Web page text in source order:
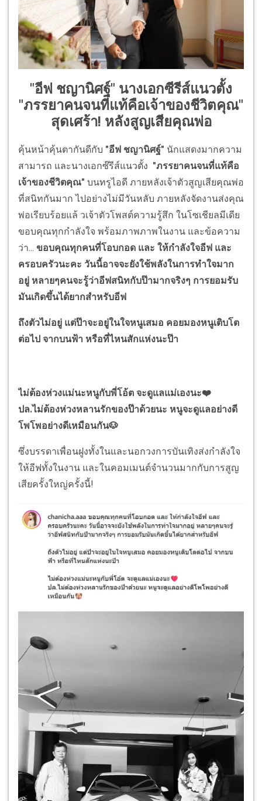
"อีฟ ชญานิศฐ์" นางเอกซีรีส์แนวตั้ง
"ภรรยาคนจนที่แท้คือเจ้าของชีวิตคุณ"
สุดเศร้า! หลังสูญเสียคุณพ่อ
คุ้นหน้าคุ้นตากันดีกับ "อีฟ ชญานิศฐ์" นักแสดงมากความ
สามารถ และนางเอกซ๊รีส์แนวตั้ง "ภรรยาคนจนที่แท้คือ
เจ้าของชีวิตคุณ" บนทรูไอดี ภายหลังเจ้าตัวสูญเสียคุณพ่อ
ที่สนิทกันมาก ไปอย่างไม่มีวันหลับ ภายหลังจัดงานส่งคุณ
พ่อเรียบร้อยแล้ วเจ้าตัวโพสต์ความรู้สึก ในโซเชียลมีเดีย
ขอบคุณทุกกำลังใจ พร้อมภาพภาพในงาน และข้อความ
ว่า... ขอบคุณทุกคนที่โอบกอด และ ให้กำลังใจอีฟ และ
ครอบครัวนะคะ วันนี้อาจจะยังใช้พลังในการทำใจมาก
อยู่ หลายๆคนจะรู้ว่าอีฟสนิทกับป๊ามากจริงๆ การยอมรับ
มันเกิดขึ้นได้ยากสำหรับอีฟ
ถึงตัวไม่อยู่ แต่ป๊าจะอยู่ในใจหนูเสมอ คอยมองหนูเติบโต
ต่อไป จากบนฟ้า หรือที่ไหนสักแห่งนะป๊า
ไม่ต้องห่วงแม่นะหนูกับพี่โอ้ต จะดูแลแม่เองนะ❤️
ปล.ไม่ต้องห่วงหลานรักของป๊าด้วยนะ หนูจะดูแลอย่างดี
โพโพอย่างดีเหมือนกัน🐶
ซึ่งบรรดาเพื่อนฝูงทั้งในและนอกวงการบันเทิงส่งกำลังใจ
ให้อีฟทั้งในงาน และในคอมเมนต์จำนวนมากกับการสูญ
เสียครั้งใหญ่ครั้งนี้!